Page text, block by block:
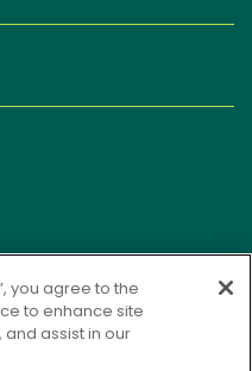
you agree to the
to enhance site
assist in our